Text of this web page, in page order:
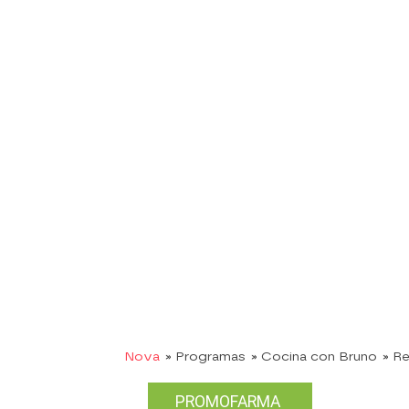
Nova » Programas » Cocina con Bruno »
PROMOFARMA